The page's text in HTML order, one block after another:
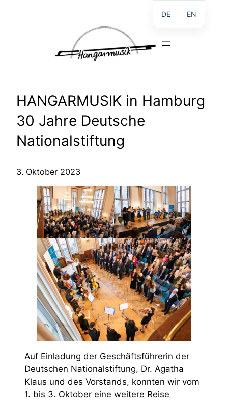
HANGARMUSIK in Hamburg
30 Jahre Deutsche
Nationalstiftung
3. Oktober 2023
Auf Einladung der Geschäftsführerin der
Deutschen Nationalstiftung, Dr. Agatha
Klaus und des Vorstands, konnten wir vom
1. bis 3. Oktober eine weitere Reise
DE EN